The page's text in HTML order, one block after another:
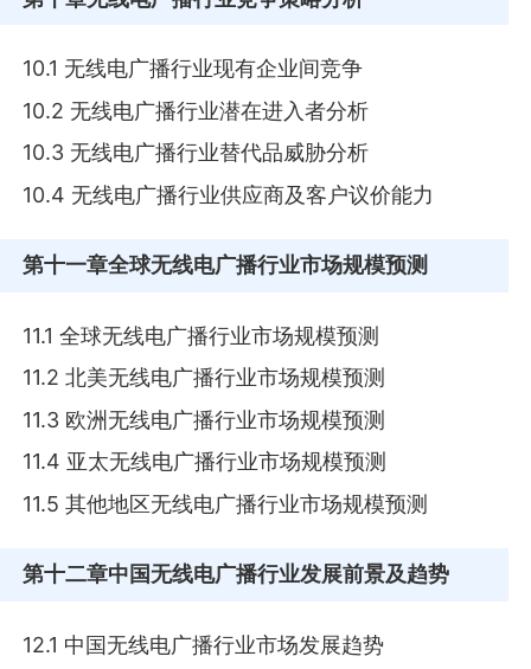
10.1 无线电广播行业现有企业间竞争
10.2 无线电广播行业潜在进入者分析
10.3 无线电广播行业替代品威胁分析
10.4 无线电广播行业供应商及客户议价能力
第十一章全球无线电广播行业市场规模预测
11.1 全球无线电广播行业市场规模预测
11.2 北美无线电广播行业市场规模预测
11.3 欧洲无线电广播行业市场规模预测
11.4 亚太无线电广播行业市场规模预测
11.5 其他地区无线电广播行业市场规模预测
第十二章中国无线电广播行业发展前景及趋势
12.1 中国无线电广播行业市场发展趋势